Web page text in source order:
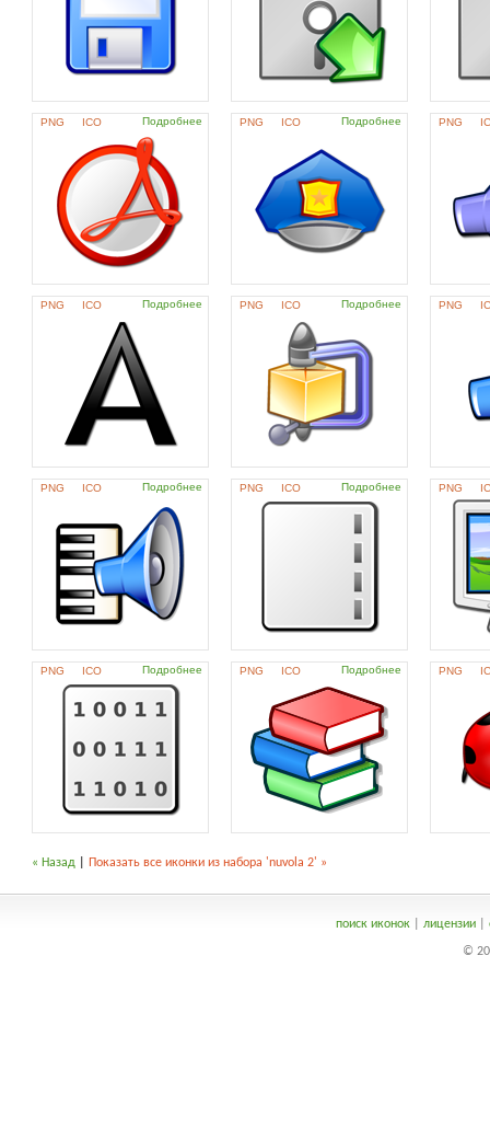
PNG ICO Подробнее PNG ICO Подробнее PNG
PNG ICO Подробнее PNG ICO Подробнее PNG
PNG ICO Подробнее PNG ICO Подробнее PNG
PNG ICO Подробнее PNG ICO Подробнее PNG
« Назад Показать все иконки из набора 'nuvola 2' »
поиск иконок| лицензии|
©